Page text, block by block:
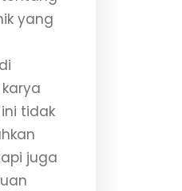
yang
tidak
juga